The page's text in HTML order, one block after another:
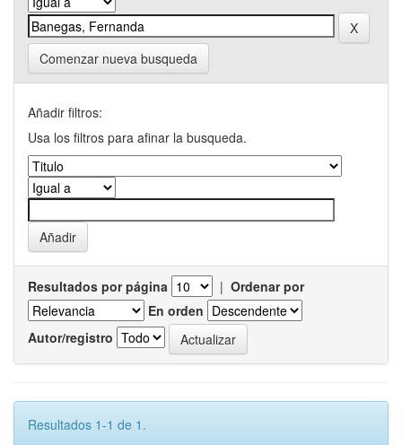
Comenzar nueva busqueda
Añadir filtros:
Usa los filtros para afinar la busqueda.
Resultados por página | Ordenar por
En orden
Autor/registro
Resultados 1-1 de 1.